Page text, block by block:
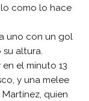
como lo hace
uno con un gol
altura.
el minuto 13
y una melee
quien